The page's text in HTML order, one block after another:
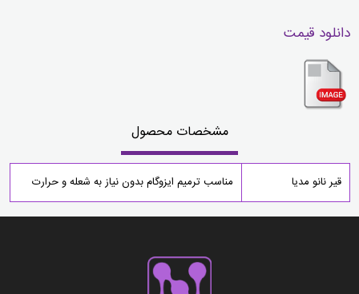
دانلود قیمت
مشخصات محصول
قیر نانو مدیا مناسب ترمیم ایزوگام بدون نیاز به شعله و حرارت